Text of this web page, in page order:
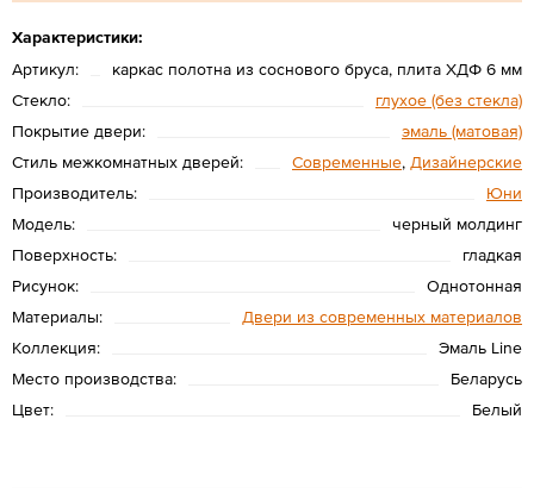
Характеристики:
Артикул:
каркас полотна из соснового бруса, плита ХДФ 6 мм
Стекло:
глухое (без стекла)
Покрытие двери:
эмаль (матовая)
Стиль межкомнатных дверей:
Современные, Дизайнерские
Производитель:
Юни
Модель:
черный молдинг
Поверхность:
гладкая
Рисунок:
Однотонная
Материалы:
Двери из современных материалов
Коллекция:
Эмаль Line
Место производства:
Беларусь
Цвет:
Белый